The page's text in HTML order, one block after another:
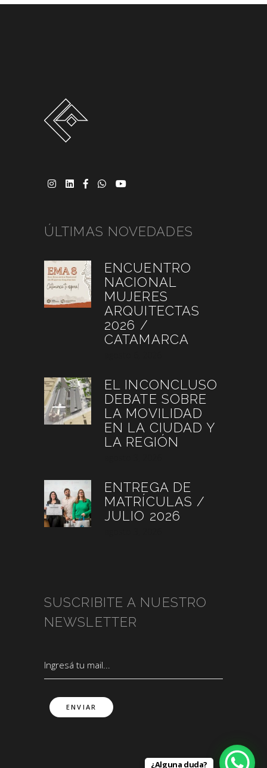
ÚLTIMAS NOVEDADES
ENCUENTRO
NACIONAL
MUJERES
ARQUITECTAS
2026 /
CATAMARCA
EL INCONCLUSO
DEBATE SOBRE
LA MOVILIDAD
EN LA CIUDAD Y
LA REGIÓN
ENTREGA DE
MATRÍCULAS /
JULIO 2026
SUSCRIBITE A NUESTRO
NEWSLETTER
¿Alguna duda?